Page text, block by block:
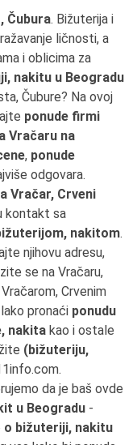
Čubura. Bižuterija i
ličnosti, a
i oblicima za
nakitu u Beogradu
Čubure? Na ovoj
ponude firmi
Vračaru na
, ponude
odgovara.
Vračar, Crveni
kontakt sa
nakitom.
njihovu adresu,
se na Vračaru,
Crvenim
pronaći ponudu
nakita kao i ostale
(bižuteriju,
da je baš ovde
u Beogradu -
o bižuteriji, nakitu